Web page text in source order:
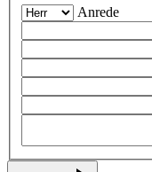
Anrede